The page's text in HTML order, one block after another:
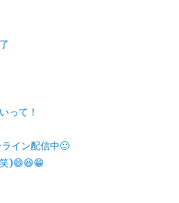
って！
イン配信中🙂
)😄😆😁